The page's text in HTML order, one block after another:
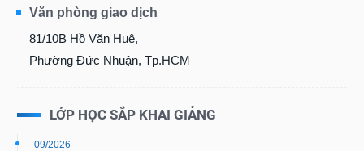
Văn phòng giao dịch
81/10B Hồ Văn Huê,
Phường Đức Nhuận, Tp.HCM
LỚP HỌC SẮP KHAI GIẢNG
09/2026